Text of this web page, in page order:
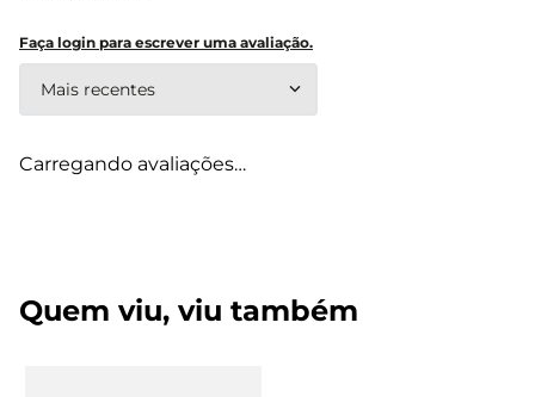
Faça login para escrever uma avaliação.
Mais recentes
Carregando avaliações…
Quem viu, viu também